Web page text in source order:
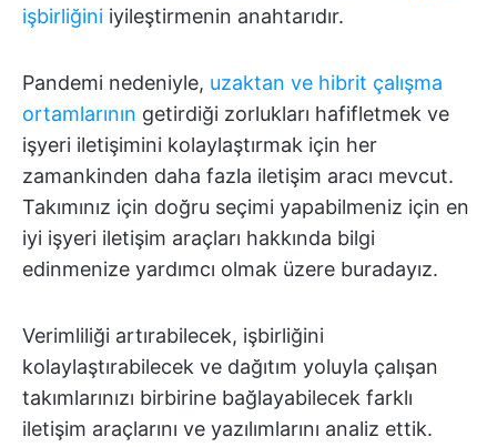
işbirliğini iyileştirmenin anahtarıdır.
Pandemi nedeniyle, uzaktan ve hibrit çalışma
ortamlarının getirdiği zorlukları hafifletmek ve
işyeri iletişimini kolaylaştırmak için her
zamankinden daha fazla iletişim aracı mevcut.
Takımınız için doğru seçimi yapabilmeniz için en
iyi işyeri iletişim araçları hakkında bilgi
edinmenize yardımcı olmak üzere buradayız.
Verimliliği artırabilecek, işbirliğini
kolaylaştırabilecek ve dağıtım yoluyla çalışan
takımlarınızı birbirine bağlayabilecek farklı
iletişim araçlarını ve yazılımlarını analiz ettik.